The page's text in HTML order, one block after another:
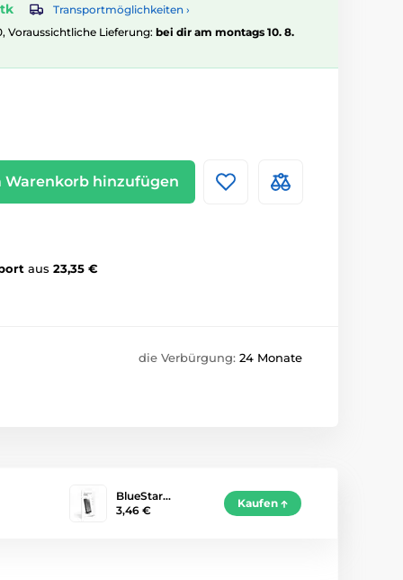
Transportmöglichkeiten ›
Voraussichtliche Lieferung: bei dir am montags 10. 8.
Warenkorb hinzufügen
aus 23,35 €
die Verbürgung: 24 Monate
BlueStar…
3,46 €
Kaufen